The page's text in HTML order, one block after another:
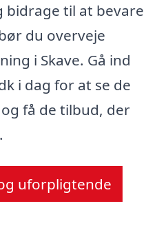
bidrage til at bevare
du overveje
i Skave. Gå ind
i dag for at se de
få de tilbud, der
uforpligtende